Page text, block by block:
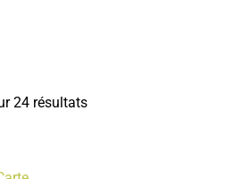
24 résultats